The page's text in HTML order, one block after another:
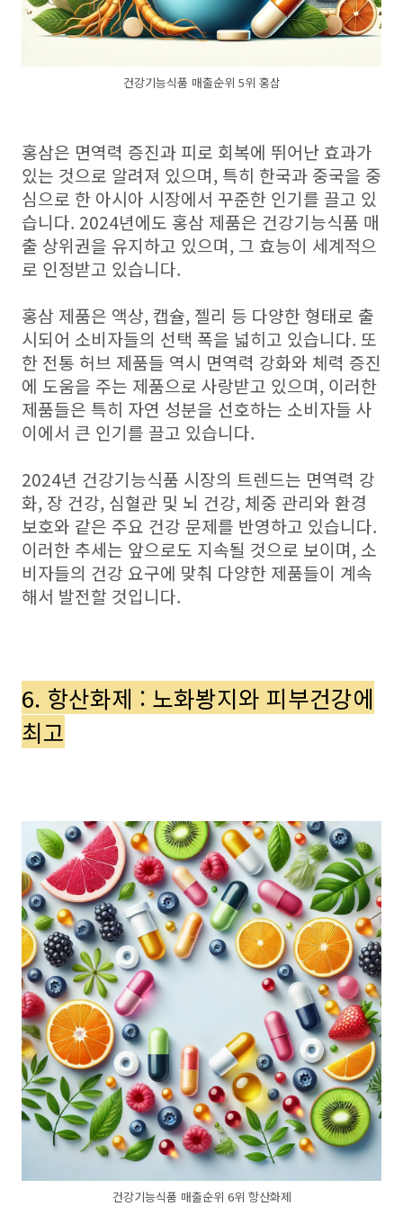
건강기능식품 매출순위 5위 홍삼
홍삼은 면역력 증진과 피로 회복에 뛰어난 효과가
있는 것으로 알려져 있으며, 특히 한국과 중국을 중
심으로 한 아시아 시장에서 꾸준한 인기를 끌고 있
습니다. 2024년에도 홍삼 제품은 건강기능식품 매
출 상위권을 유지하고 있으며, 그 효능이 세계적으
로 인정받고 있습니다.
홍삼 제품은 액상, 캡슐, 젤리 등 다양한 형태로 출
시되어 소비자들의 선택 폭을 넓히고 있습니다. 또
한 전통 허브 제품들 역시 면역력 강화와 체력 증진
에 도움을 주는 제품으로 사랑받고 있으며, 이러한
제품들은 특히 자연 성분을 선호하는 소비자들 사
이에서 큰 인기를 끌고 있습니다.
2024년 건강기능식품 시장의 트렌드는 면역력 강
화, 장 건강, 심혈관 및 뇌 건강, 체중 관리와 환경
보호와 같은 주요 건강 문제를 반영하고 있습니다.
이러한 추세는 앞으로도 지속될 것으로 보이며, 소
비자들의 건강 요구에 맞춰 다양한 제품들이 계속
해서 발전할 것입니다.
6. 항산화제 : 노화봥지와 피부건강에
최고
건강기능식품 매출순위 6위 항산화제